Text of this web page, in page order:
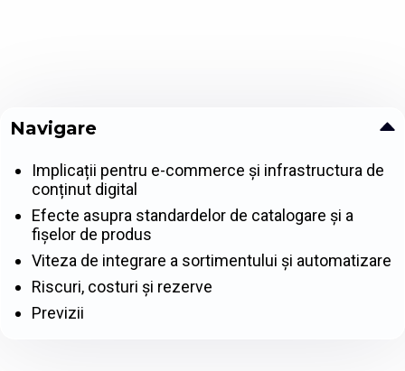
Navigare
Implicații pentru e-commerce și infrastructura de
conținut digital
Efecte asupra standardelor de catalogare și a
fișelor de produs
Viteza de integrare a sortimentului și automatizare
Riscuri, costuri și rezerve
Previzii